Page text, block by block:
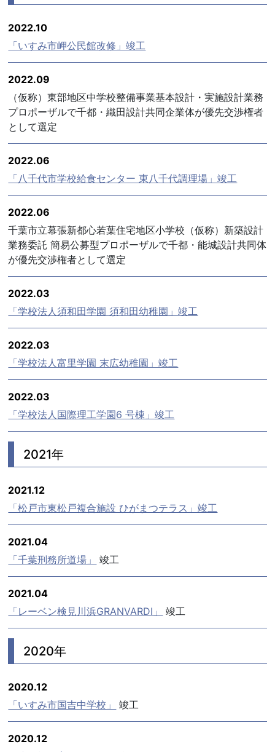
2022.10
「いすみ市岬公民館改修」竣工
2022.09
（仮称）東部地区中学校整備事業基本設計・実施設計業務
プロポーザルで千都・織田設計共同企業体が優先交渉権者
として選定
2022.06
「八千代市学校給食センター 東八千代調理場」竣工
2022.06
千葉市立幕張新都心若葉住宅地区小学校（仮称）新築設計
業務委託 簡易公募型プロポーザルで千都・能城設計共同体
が優先交渉権者として選定
2022.03
「学校法人須和田学園 須和田幼稚園」竣工
2022.03
「学校法人富里学園 末広幼稚園」竣工
2022.03
「学校法人国際理工学園6 号棟」竣工
2021年
2021.12
「松戸市東松戸複合施設 ひがまつテラス」竣工
2021.04
「千葉刑務所道場」
竣工
2021.04
「レーベン検見川浜GRANVARDI」
竣工
2020年
2020.12
「いすみ市国吉中学校」
竣工
2020.12